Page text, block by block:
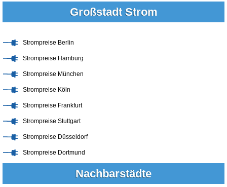
Großstadt Strom
Strompreise Berlin
Strompreise Hamburg
Strompreise München
Strompreise Köln
Strompreise Frankfurt
Strompreise Stuttgart
Strompreise Düsseldorf
Strompreise Dortmund
Nachbarstädte